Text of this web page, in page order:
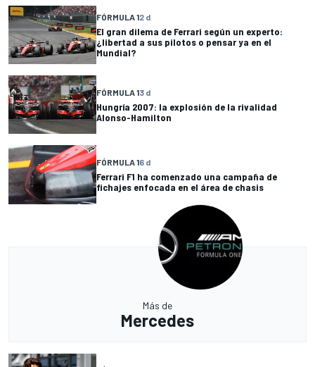
FÓRMULA 12 d
El gran dilema de Ferrari según un experto:
¿libertad a sus pilotos o pensar ya en el
Mundial?
FÓRMULA 13 d
Hungría 2007: la explosión de la rivalidad
Alonso-Hamilton
FÓRMULA 16 d
Ferrari F1 ha comenzado una campaña de
fichajes enfocada en el área de chasis
Más de
Mercedes